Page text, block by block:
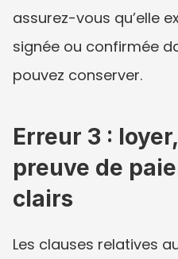
assurez-vous qu’elle
signée ou confirmée
pouvez conserver.
Erreur 3 :
preuve de
clairs
Les clauses relatives